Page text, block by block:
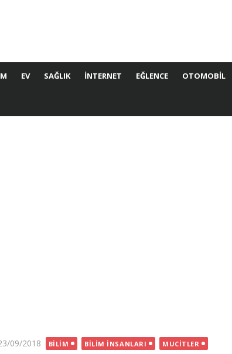
EV SAĞLIK İNTERNET EĞLENCE OTOMOBIL
09/2018 BILIM BILIM İNSANLARI MUCITLER